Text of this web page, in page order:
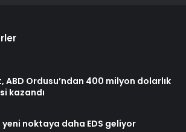
Ordusu’ndan 400 milyon dolarlık
kazandı
yeni noktaya daha EDS geliyor